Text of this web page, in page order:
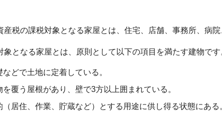
税の課税対象となる家屋とは、住宅、店舗、事務所、病院
となる家屋とは、原則として以下の項目を満たす建物です
などで土地に定着している。
を覆う屋根があり、壁で3方以上囲まれている。
（居住、作業、貯蔵など）とする用途に供し得る状態にある